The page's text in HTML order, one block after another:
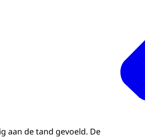
aan de tand gevoeld. De